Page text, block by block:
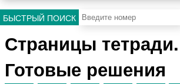
БЫСТРЫЙ ПОИСК
Страницы тетради.
Готовые решения